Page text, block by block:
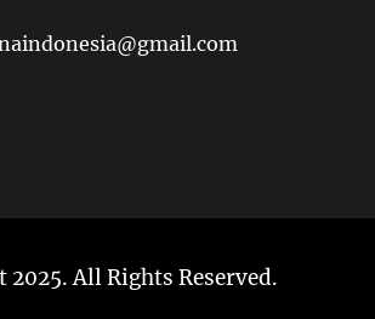
All Rights Reserved.